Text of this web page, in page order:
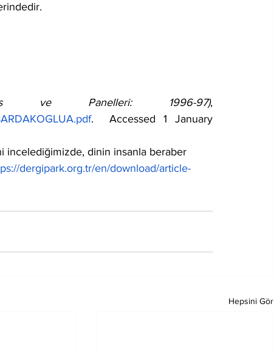
ve Panelleri: 1996-97)
.  Accessed 1 January
incelediğimizde, dinin insanla beraber
dergipark.org.tr/en/download/article-
Hepsini Gör